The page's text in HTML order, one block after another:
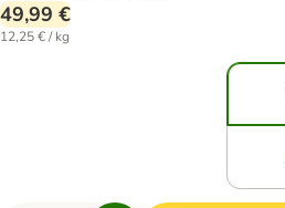
49,99 €
12,25 € / kg